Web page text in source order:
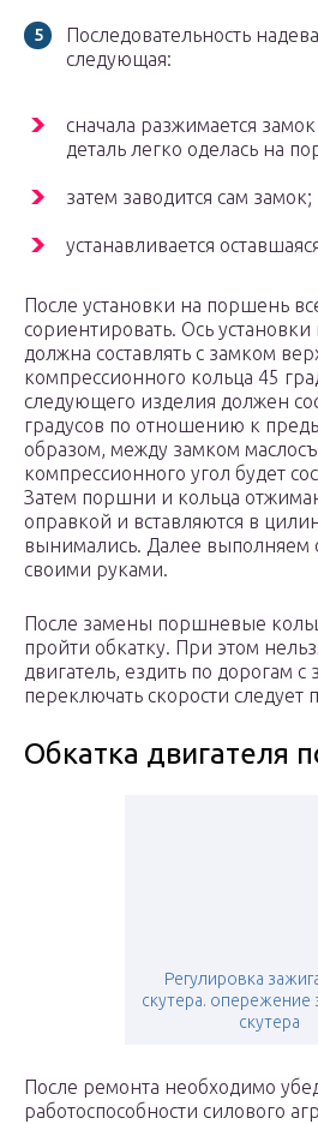
Последовательность
следующая:
сначала разжимается
деталь легко оделась на
затем заводится сам замок;
устанавливается
После установки на поршень
сориентировать. Ось
должна составлять с замком
компрессионного кольца 45
следующего изделия должен
градусов по отношению к
образом, между замком
компрессионного угол будет
Затем поршни и кольца
оправкой и вставляются в
вынимались. Далее выполняем
своими руками.
После замены поршневые
пройти обкатку. При этом
двигатель, ездить по дорогам
переключать скорости следует
Обкатка двигателя
Регулировка
скутера. опережение
скутера
После ремонта необходимо
работоспособности силового